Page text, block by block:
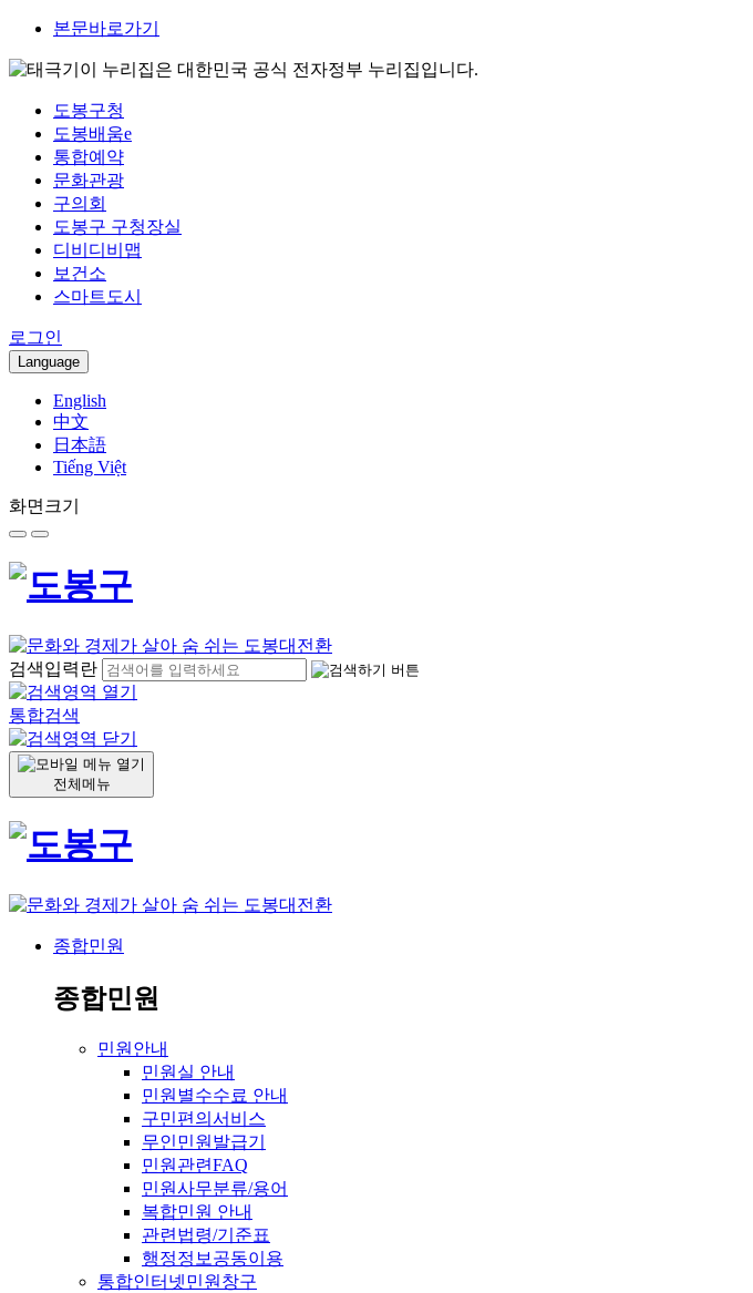
본문바로가기
이 누리집은 대한민국 공식 전자정부 누리집입니다.
도봉구청
도봉배움e
통합예약
문화관광
구의회
도봉구 구청장실
디비디비맵
보건소
스마트도시
로그인
Language
English
中文
日本語
Tiếng Việt
화면크기
검색입력란
통합검색
전체메뉴
종합민원
종합민원
민원안내
민원실 안내
민원별수수료 안내
구민편의서비스
무인민원발급기
민원관련FAQ
민원사무분류/용어
복합민원 안내
관련법령/기준표
행정정보공동이용
통합인터넷민원창구